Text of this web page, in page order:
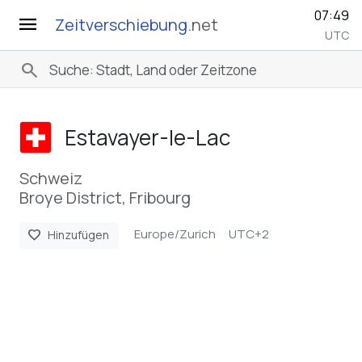
menu Zeitverschiebung.net 07:49
UTC
search
Estavayer-le-Lac
Schweiz
Broye District, Fribourg
favorite Hinzufügen Europe/Zurich UTC+2